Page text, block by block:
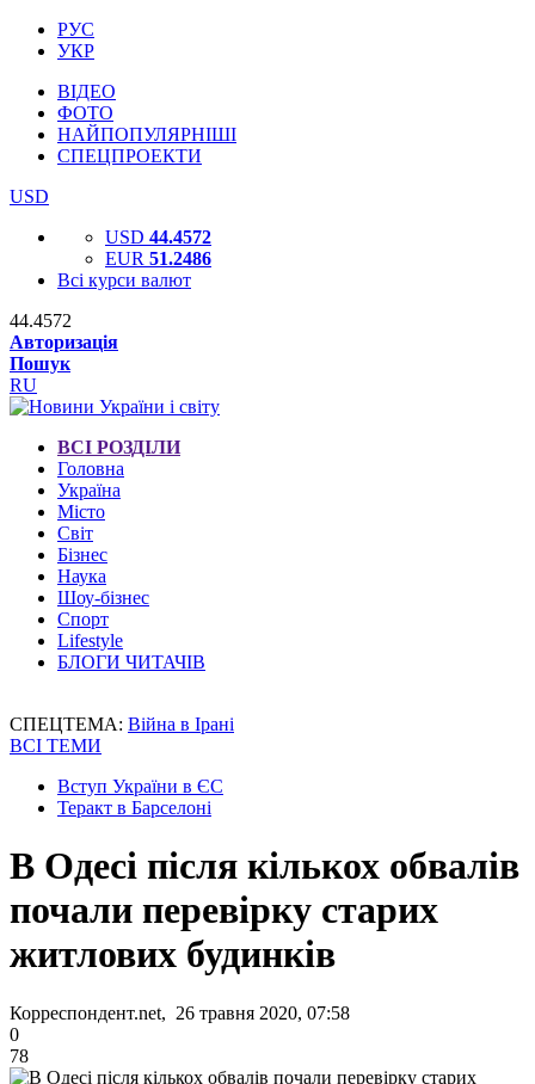
РУС
УКР
ВІДЕО
ФОТО
НАЙПОПУЛЯРНІШІ
СПЕЦПРОЕКТИ
USD
USD 44.4572
EUR 51.2486
Всі курси валют
44.4572
Авторизація
Пошук
RU
ВСІ РОЗДІЛИ
Головна
Україна
Місто
Світ
Бізнес
Наука
Шоу-бізнес
Спорт
Lifestyle
БЛОГИ ЧИТАЧІВ
СПЕЦТЕМА: Війна в Ірані
ВСІ ТЕМИ
Вступ України в ЄС
Теракт в Барселоні
В Одесі після кількох обвалів
почали перевірку старих
житлових будинків
Корреспондент.net, 26 травня 2020, 07:58
0
78